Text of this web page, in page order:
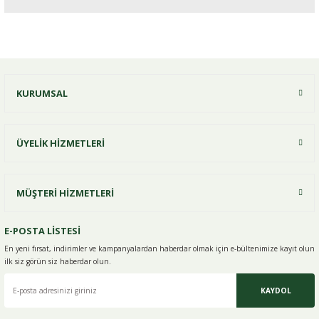
KURUMSAL
ÜYELİK HİZMETLERİ
MÜŞTERİ HİZMETLERİ
E-POSTA LİSTESİ
En yeni fırsat, indirimler ve kampanyalardan haberdar olmak için e-bültenimize kayıt olun
ilk siz görün siz haberdar olun.
KAYDOL